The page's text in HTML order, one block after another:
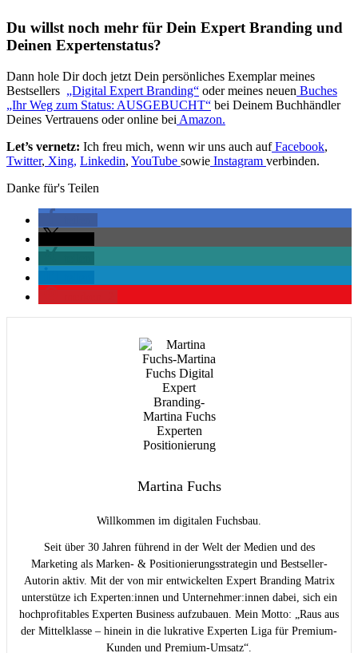
Du willst noch mehr für Dein Expert Branding und
Deinen Expertenstatus?
Dann hole Dir doch jetzt Dein persönliches Exemplar meines
Bestsellers „Digital Expert Branding“ oder meines neuen Buches
„Ihr Weg zum Status: AUSGEBUCHT“ bei Deinem Buchhändler
Deines Vertrauens oder online bei Amazon.
Let’s vernetz: Ich freu mich, wenn wir uns auch auf Facebook,
Twitter, Xing, Linkedin, YouTube sowie Instagram verbinden.
Danke für's Teilen
Martina Fuchs
Willkommen im digitalen Fuchsbau.
Seit über 30 Jahren führend in der Welt der Medien und des
Marketing als Marken- & Positionierungsstrategin und Bestseller-
Autorin aktiv. Mit der von mir entwickelten Expert Branding Matrix
unterstütze ich Experten:innen und Unternehmer:innen dabei, sich ein
hochprofitables Experten Business aufzubauen. Mein Motto: „Raus aus
der Mittelklasse – hinein in die lukrative Experten Liga für Premium-
Kunden und Premium-Umsatz“.